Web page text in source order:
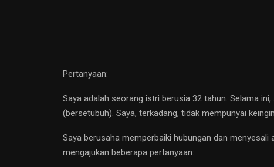
Pertanyaan:
Saya adalah seorang istri berusia 32 tahun. Selama
(bersetubuh). Saya, terkadang, tidak mempunyai
Saya berusaha memperbaiki hubungan dan
mengajukan beberapa pertanyaan: